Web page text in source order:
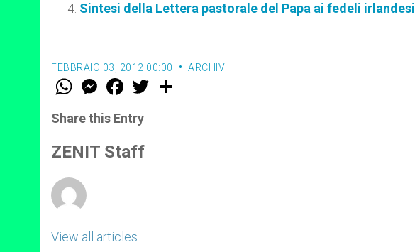
Sintesi della Lettera pastorale del Papa ai fedeli irlandesi
FEBBRAIO 03, 2012 00:00 ARCHIVI
W
t
s
p
p
M
e
s
e
g
e
F
a
e
b
o
k
w
Share this Entry
ZENIT Staff
View all articles